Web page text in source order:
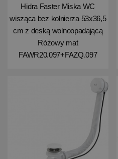
Hidra Faster Miska WC
wisząca bez kołnierza 53x36,5
cm z deską wolnoopadającą
Różowy mat
FAWR20.097+FAZQ.097